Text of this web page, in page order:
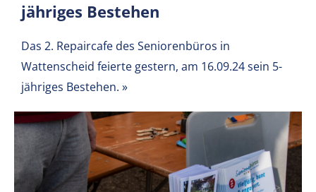
jähriges Bestehen
Das 2. Repaircafe des Seniorenbüros in
Wattenscheid feierte gestern, am 16.09.24 sein 5-
jähriges Bestehen. »